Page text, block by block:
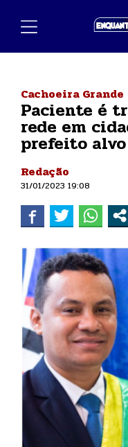
Cachoeira Grande
Paciente é
rede em
prefeito
Redação
31/01/2023 19:08